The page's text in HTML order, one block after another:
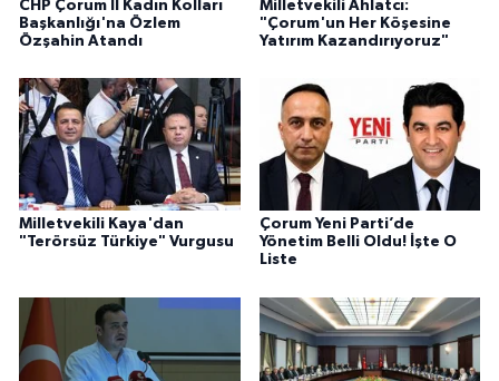
CHP Çorum İl Kadın Kolları
Başkanlığı'na Özlem
Özşahin Atandı
Milletvekili Ahlatcı:
"Çorum'un Her Köşesine
Yatırım Kazandırıyoruz"
Milletvekili Kaya'dan
"Terörsüz Türkiye" Vurgusu
Çorum Yeni Parti’de
Yönetim Belli Oldu! İşte O
Liste